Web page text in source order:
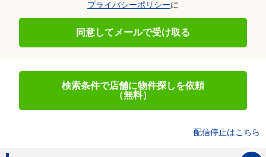
プライバシーポリシーに
同意してメールで受け取る
検索条件で店舗に物件探しを依頼
（無料）
配信停止はこちら